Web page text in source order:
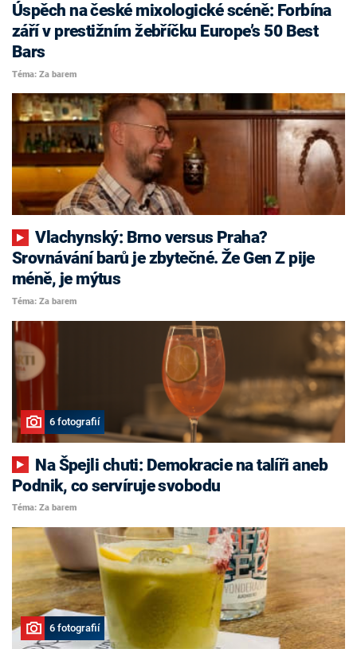
Úspěch na české mixologické scéně: Forbína
září v prestižním žebříčku Europe’s 50 Best
Bars
Téma: Za barem
Vlachynský: Brno versus Praha?
Srovnávání barů je zbytečné. Že Gen Z pije
méně, je mýtus
Téma: Za barem
6 fotografií
Podnik, co servíruje svobodu
Téma: Za barem
6 fotografií